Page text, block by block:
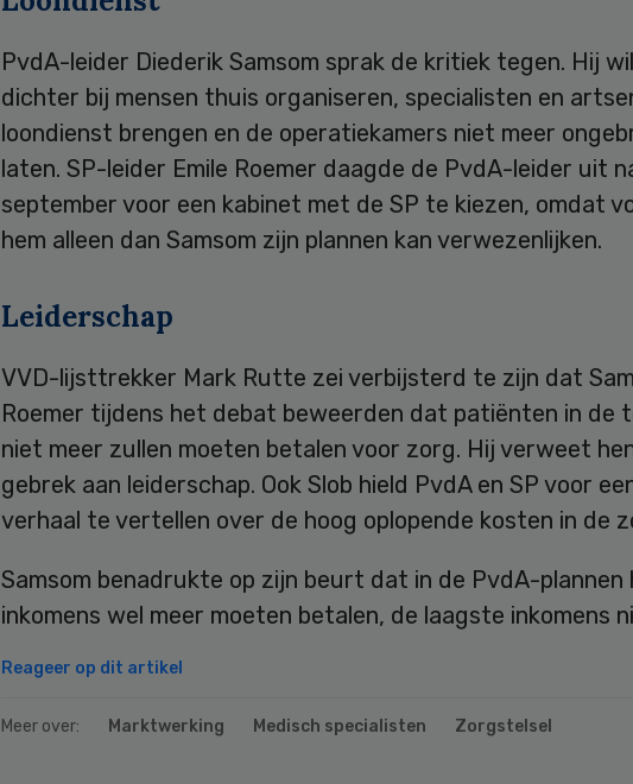
PvdA-leider Diederik Samsom sprak de kritiek tegen. Hij
dichter bij mensen thuis organiseren, specialisten en
loondienst brengen en de operatiekamers niet meer
laten. SP-leider Emile Roemer daagde de PvdA-leider uit
september voor een kabinet met de SP te kiezen, omdat
hem alleen dan Samsom zijn plannen kan verwezenlijken.
Leiderschap
VVD-lijsttrekker Mark Rutte zei verbijsterd te zijn dat
Roemer tijdens het debat beweerden dat patiënten in de
niet meer zullen moeten betalen voor zorg. Hij verweet
gebrek aan leiderschap. Ook Slob hield PvdA en SP voor
verhaal te vertellen over de hoog oplopende kosten in de
Samsom benadrukte op zijn beurt dat in de PvdA-plannen
inkomens wel meer moeten betalen, de laagste inkomens
Reageer op dit artikel
Meer over: Marktwerking Medisch specialisten Zorgstelsel